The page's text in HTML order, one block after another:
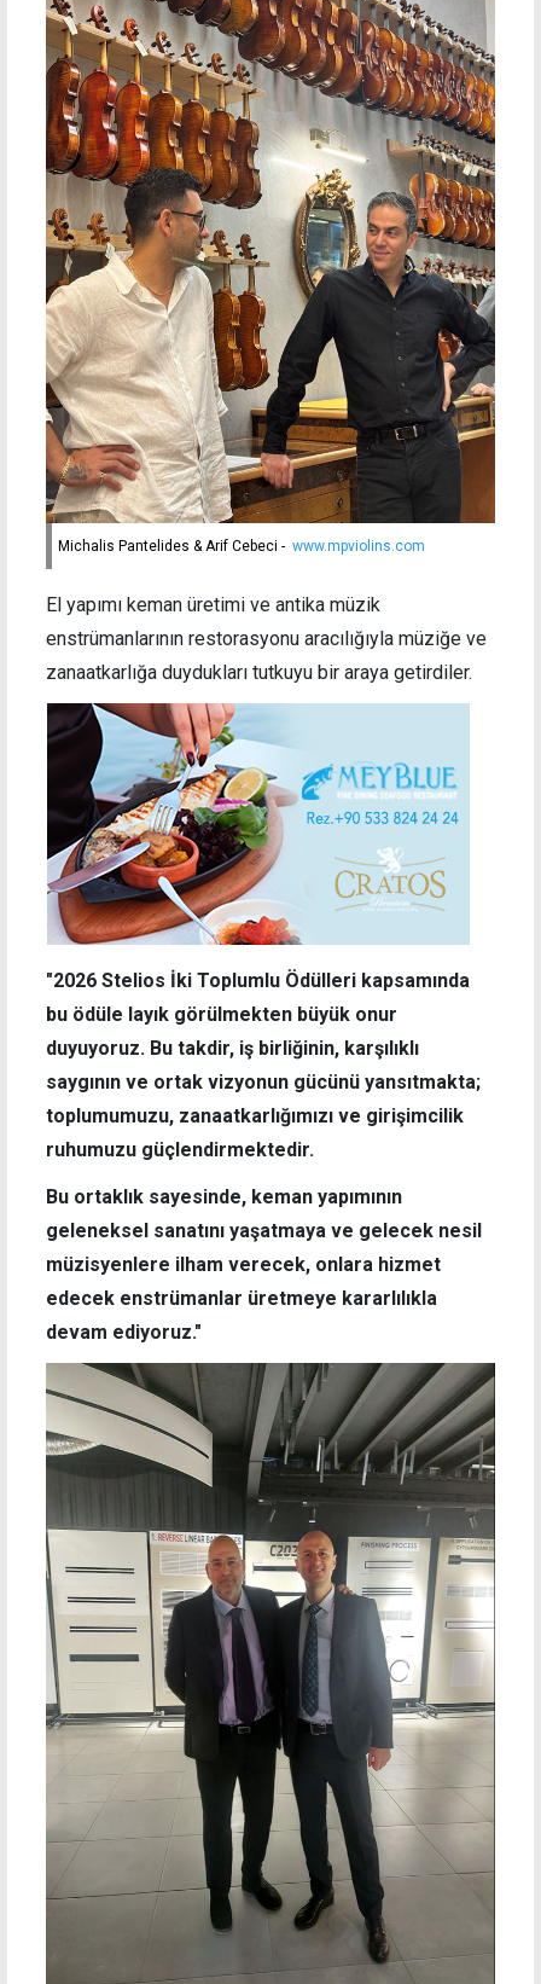
Michalis Pantelides & Arif Cebeci - www.mpviolins.com
El yapımı keman üretimi ve antika müzik
enstrümanlarının restorasyonu aracılığıyla müziğe ve
zanaatkarlığa duydukları tutkuyu bir araya getirdiler.
"2026 Stelios İki Toplumlu Ödülleri kapsamında
bu ödüle layık görülmekten büyük onur
duyuyoruz. Bu takdir, iş birliğinin, karşılıklı
saygının ve ortak vizyonun gücünü yansıtmakta;
toplumumuzu, zanaatkarlığımızı ve girişimcilik
ruhumuzu güçlendirmektedir.
Bu ortaklık sayesinde, keman yapımının
geleneksel sanatını yaşatmaya ve gelecek nesil
müzisyenlere ilham verecek, onlara hizmet
edecek enstrümanlar üretmeye kararlılıkla
devam ediyoruz."